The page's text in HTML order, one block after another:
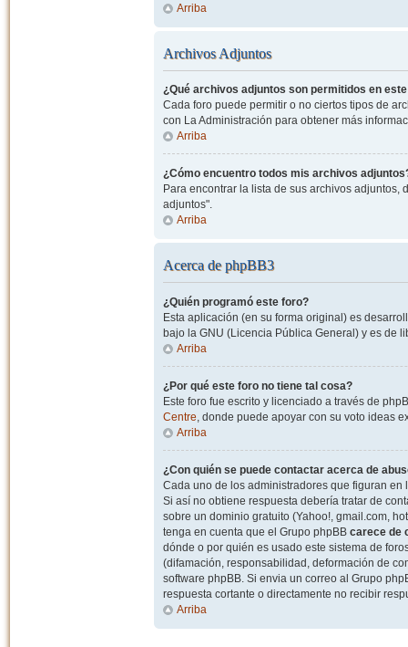
Arriba
Archivos Adjuntos
¿Qué archivos adjuntos son permitidos en
Cada foro puede permitir o no ciertos tipos de
con La Administración para obtener más
Arriba
¿Cómo encuentro todos mis archivos
Para encontrar la lista de sus archivos
adjuntos".
Arriba
Acerca de phpBB3
¿Quién programó este foro?
Esta aplicación (en su forma original) es
bajo la GNU (Licencia Pública General) y es de
Arriba
¿Por qué este foro no tiene tal cosa?
Este foro fue escrito y licenciado a través de
Centre, donde puede apoyar con su voto ideas
Arriba
¿Con quién se puede contactar acerca de
Cada uno de los administradores que figuran
Si así no obtiene respuesta debería tratar de
sobre un dominio gratuito (Yahoo!, gmail.com,
tenga en cuenta que el Grupo phpBB carece de
dónde o por quién es usado este sistema de
(difamación, responsabilidad, deformación de
software phpBB. Si envia un correo al Grupo
respuesta cortante o directamente no recibir
Arriba